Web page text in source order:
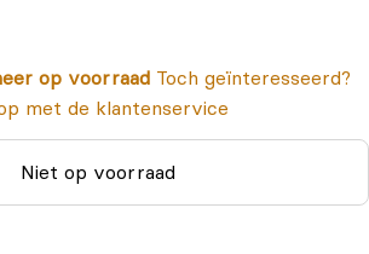
op voorraad Toch geïnteresseerd?
met de klantenservice
Niet op voorraad